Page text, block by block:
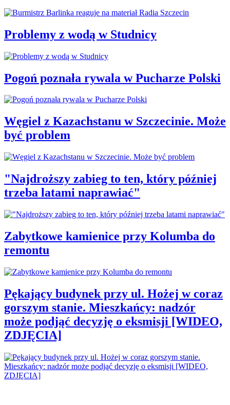
Problemy z wodą w Studnicy
Pogoń poznała rywala w Pucharze Polski
Węgiel z Kazachstanu w Szczecinie. Może
być problem
"Najdroższy zabieg to ten, który później
trzeba latami naprawiać"
Zabytkowe kamienice przy Kolumba do
remontu
Pękający budynek przy ul. Hożej w coraz
gorszym stanie. Mieszkańcy: nadzór
może podjąć decyzję o eksmisji [WIDEO,
ZDJĘCIA]